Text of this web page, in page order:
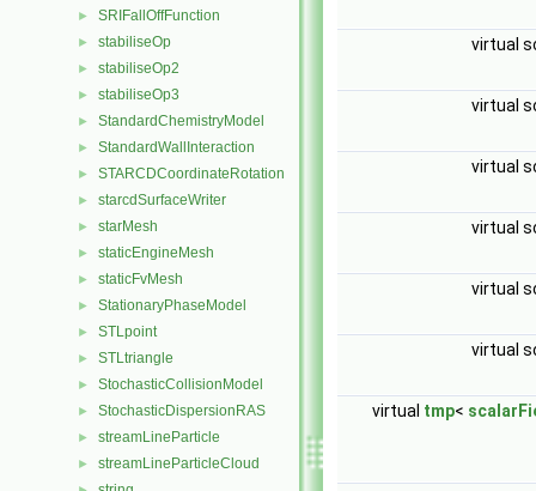
► SRIFallOffFunction
► stabiliseOp
► stabiliseOp2
► stabiliseOp3
► StandardChemistryModel
► StandardWallInteraction
► STARCDCoordinateRotation
► starcdSurfaceWriter
► starMesh
► staticEngineMesh
► staticFvMesh
► StationaryPhaseModel
► STLpoint
► STLtriangle
► StochasticCollisionModel
► StochasticDispersionRAS
► streamLineParticle
► streamLineParticleCloud
virtual
virtual
virtual
virtual
virtual
virtual
virtual tmp<